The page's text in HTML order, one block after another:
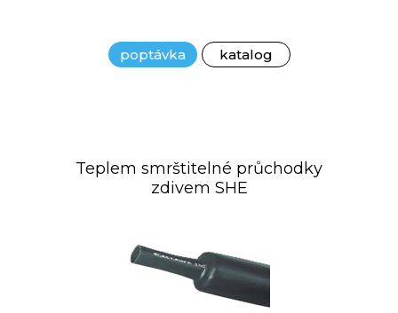
poptávka katalog
Teplem smrštitelné průchodky
zdivem SHE